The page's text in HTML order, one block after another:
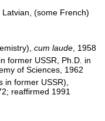
(some French)
cum laude , 1958
former USSR, Ph.D. in
of Sciences, 1962
in former USSR),
reaffirmed 1991